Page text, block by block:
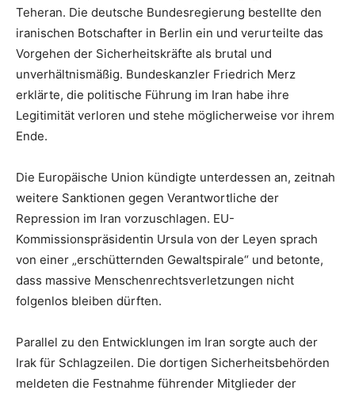
Teheran. Die deutsche Bundesregierung bestellte den
iranischen Botschafter in Berlin ein und verurteilte das
Vorgehen der Sicherheitskräfte als brutal und
unverhältnismäßig. Bundeskanzler Friedrich Merz
erklärte, die politische Führung im Iran habe ihre
Legitimität verloren und stehe möglicherweise vor ihrem
Ende.
Die Europäische Union kündigte unterdessen an, zeitnah
weitere Sanktionen gegen Verantwortliche der
Repression im Iran vorzuschlagen. EU-
Kommissionspräsidentin Ursula von der Leyen sprach
von einer „erschütternden Gewaltspirale“ und betonte,
dass massive Menschenrechtsverletzungen nicht
folgenlos bleiben dürften.
Parallel zu den Entwicklungen im Iran sorgte auch der
Irak für Schlagzeilen. Die dortigen Sicherheitsbehörden
meldeten die Festnahme führender Mitglieder der